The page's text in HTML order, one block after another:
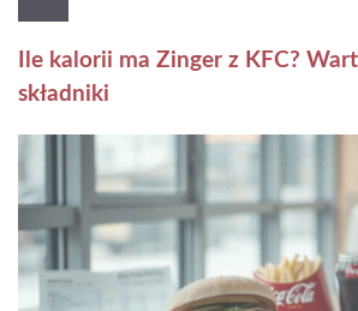
Ile kalorii ma Zinger z KFC?
składniki